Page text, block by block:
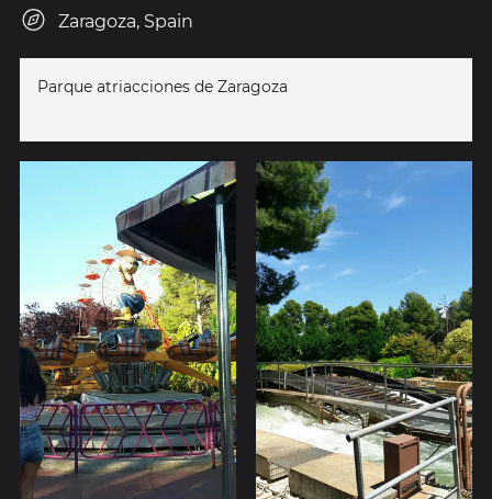
Zaragoza, Spain
Parque atriacciones de Zaragoza